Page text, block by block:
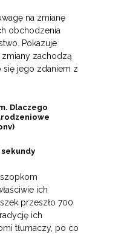
na zmianę
obchodzenia
Pokazuje
zachodzą
się jego zdaniem z
Dlaczego
sekundy
ich
przeszło 700
ich
tłumaczy, po co